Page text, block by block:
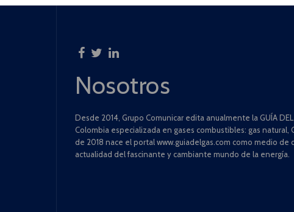
Nosotros
Desde 2014, Grupo Comunicar edita anualmente la GUÍA
Colombia especializada en gases combustibles: gas natural,
de 2018 nace el portal www.guiadelgas.com como medio
actualidad del fascinante y cambiante mundo de la energía.